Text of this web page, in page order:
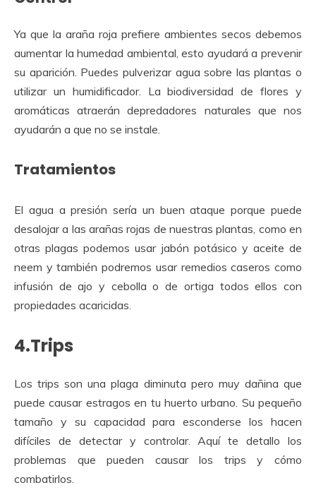
Ya que la araña roja prefiere ambientes secos debemos
aumentar la humedad ambiental, esto ayudará a prevenir
su aparición. Puedes pulverizar agua sobre las plantas o
utilizar un humidificador. La biodiversidad de flores y
aromáticas atraerán depredadores naturales que nos
ayudarán a que no se instale.
Tratamientos
El agua a presión sería un buen ataque porque puede
desalojar a las arañas rojas de nuestras plantas, como en
otras plagas podemos usar jabón potásico y aceite de
neem y también podremos usar remedios caseros como
infusión de ajo y cebolla o de ortiga todos ellos con
propiedades acaricidas.
4.Trips
Los trips son una plaga diminuta pero muy dañina que
puede causar estragos en tu huerto urbano. Su pequeño
tamaño y su capacidad para esconderse los hacen
difíciles de detectar y controlar. Aquí te detallo los
problemas que pueden causar los trips y cómo
combatirlos.